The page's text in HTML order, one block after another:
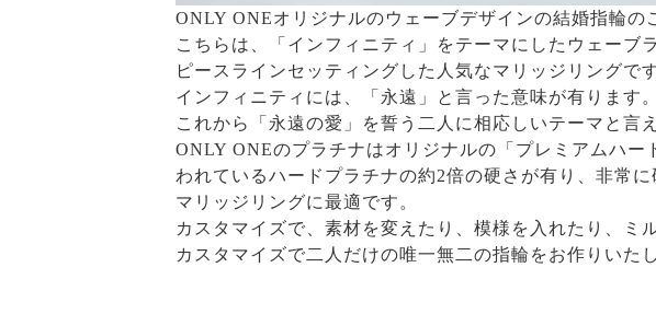
ONLY ONEオリジナルのウェーブデザインの結婚指輪の
こちらは、「インフィニティ」をテーマにしたウェー
ピースラインセッティングした人気なマリッジリングです
インフィニティには、「永遠」と言った意味が有ります。
これから「永遠の愛」を誓う二人に相応しいテーマと言
ONLY ONEのプラチナはオリジナルの「プレミアムハ
われているハードプラチナの約2倍の硬さが有り、非常
マリッジリングに最適です。
カスタマイズで、素材を変えたり、模様を入れたり、ミ
カスタマイズで二人だけの唯一無二の指輪をお作りいた